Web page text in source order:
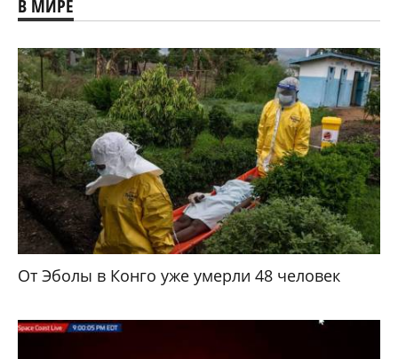
В МИРЕ
От Эболы в Конго уже умерли 48 человек